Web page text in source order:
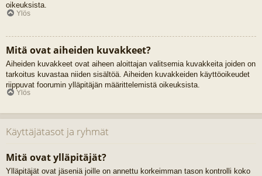
oikeuksista.
Ylös
Mitä ovat aiheiden kuvakkeet?
Aiheiden kuvakkeet ovat aiheen aloittajan valitsemia kuvakkeita joiden on
tarkoitus kuvastaa niiden sisältöä. Aiheiden kuvakkeiden käyttöoikeudet
riippuvat foorumin ylläpitäjän määrittelemistä oikeuksista.
Ylös
Käyttäjätasot ja ryhmät
Mitä ovat ylläpitäjät?
Ylläpitäjät ovat jäseniä joille on annettu korkeimman tason kontrolli koko